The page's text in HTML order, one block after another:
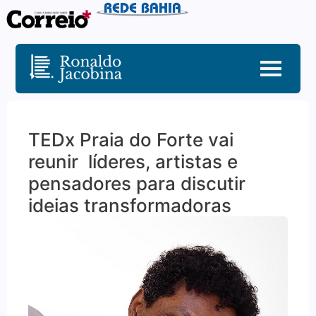
TEDx Praia do Forte vai
reunir líderes, artistas e
pensadores para discutir
ideias transformadoras